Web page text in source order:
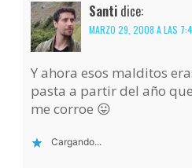
Santi dice:
MARZO 29, 2008 A LAS
Y ahora esos malditos
pasta a partir del año
me corroe 😛
Cargando...